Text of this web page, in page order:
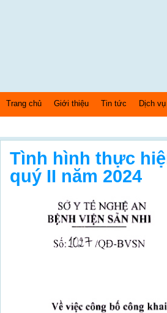
Trang chủ Giới thiệu Tin tức Dịch vụ
Tình hình thực
quý II năm 2024